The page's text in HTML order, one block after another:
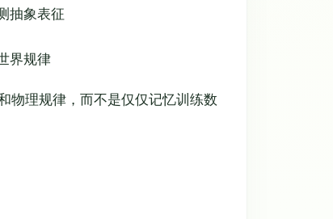
抽象表征
界规律
物理规律，而不是仅仅记忆训练数